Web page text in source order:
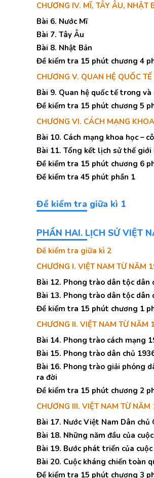
CHƯƠNG IV. MĨ, TÂY ÂU, NHẬT
Bài 6. Nước Mĩ
Bài 7. Tây Âu
Bài 8. Nhật Bản
Đề kiểm tra 15 phút chương 4
CHƯƠNG V. QUAN HỆ QUỐC
Bài 9. Quan hệ quốc tế trong
Đề kiểm tra 15 phút chương 5
CHƯƠNG VI. CÁCH MẠNG
Bài 10. Cách mạng khoa học –
Bài 11. Tổng kết lịch sử thế
Đề kiểm tra 15 phút chương 6
Đề kiểm tra 45 phút phần 1
Đề kiểm tra giữa kì 1
PHẦN HAI. LỊCH SỬ VIỆT
Đề kiểm tra giữa kì 2
CHƯƠNG I. VIỆT NAM TỪ NĂM
Bài 12. Phong trào dân tộc dân
Bài 13. Phong trào dân tộc dân
Đề kiểm tra 15 phút chương 1
CHƯƠNG II. VIỆT NAM TỪ NĂM
Bài 14. Phong trào cách mạng
Bài 15. Phong trào dân chủ
Bài 16. Phong trào giải phóng
ra đời
Đề kiểm tra 15 phút chương 2
CHƯƠNG III. VIỆT NAM TỪ
Bài 17. Nước Việt Nam Dân
Bài 18. Những năm đầu của
Bài 19. Bước phát triển của
Bài 20. Cuộc kháng chiến toàn
Đề kiểm tra 15 phút chương 3